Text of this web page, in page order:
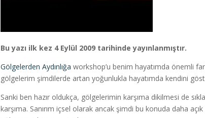
Bu yazı ilk kez 4 Eylül 2009 tarihinde yayınlanmıştır.
Gölgelerden Aydınlığa workshop’u benim hayatımda önemli
gölgelerim şimdilerde artan yoğunlukla hayatımda kendini
Sanki ben hazır oldukça, gölgelerimin karşıma dikilmesi de
karşıma. Sanırım içsel olarak ancak şimdi bu konuda daha